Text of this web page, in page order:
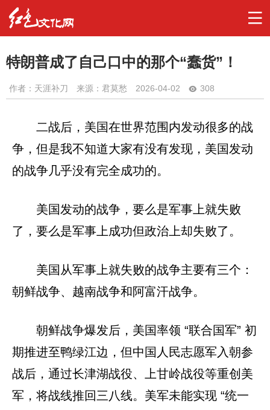
特朗普成了自己口中的那个“蠢货”！
作者： 天涯补刀 来源：君莫愁 2026-04-02 308
二战后，美国在世界范围内发动很多的战
争，但是我不知道大家有没有发现，美国发动
的战争几乎没有完全成功的。
美国发动的战争，要么是军事上就失败
了，要么是军事上成功但政治上却失败了。
美国从军事上就失败的战争主要有三个：
朝鲜战争、越南战争和阿富汗战争。
朝鲜战争爆发后，美国率领 “联合国军” 初
期推进至鸭绿江边，但中国人民志愿军入朝参
战后，通过长津湖战役、上甘岭战役等重创美
军，将战线推回三八线。美军未能实现 “统一